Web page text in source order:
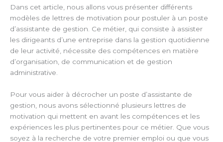
Dans cet article, nous allons vous présenter différents
modèles de lettres de motivation pour postuler à un poste
d’assistante de gestion. Ce métier, qui consiste à assister
les dirigeants d’une entreprise dans la gestion quotidienne
de leur activité, nécessite des compétences en matière
d’organisation, de communication et de gestion
administrative.
Pour vous aider à décrocher un poste d’assistante de
gestion, nous avons sélectionné plusieurs lettres de
motivation qui mettent en avant les compétences et les
expériences les plus pertinentes pour ce métier. Que vous
soyez à la recherche de votre premier emploi ou que vous